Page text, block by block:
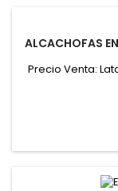
ALCACHOFAS
Precio Venta: